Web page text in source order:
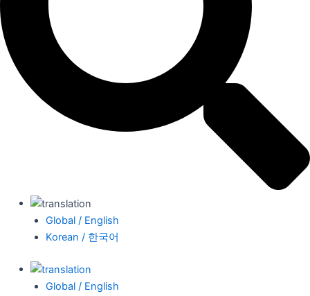
Global / English
Korean / 한국어
Global / English